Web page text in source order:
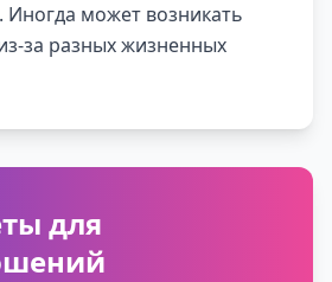
может возникать
за разных жизненных
для